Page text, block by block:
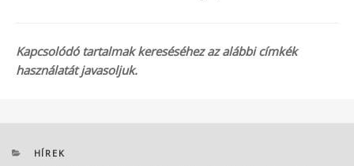
Kapcsolódó tartalmak kereséséhez az alábbi címkék
használatát javasoljuk.
KATEGÓRIÁK
HÍREK